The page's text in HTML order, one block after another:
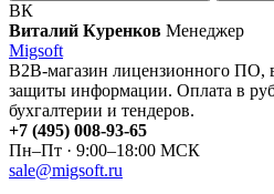
ВК
Виталий Куренков Менеджер
Migsoft
B2B-магазин лицензионного ПО,
защиты информации. Оплата в
бухгалтерии и тендеров.
+7 (495) 008-93-65
Пн–Пт · 9:00–18:00 МСК
sale@migsoft.ru